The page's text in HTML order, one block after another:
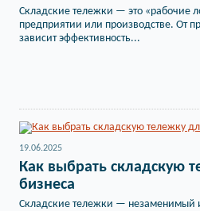
Складские тележки — это «рабочие
предприятии или производстве. От
зависит эффективность...
19.06.2025
Как выбрать складскую
бизнеса
Складские тележки — незаменимый